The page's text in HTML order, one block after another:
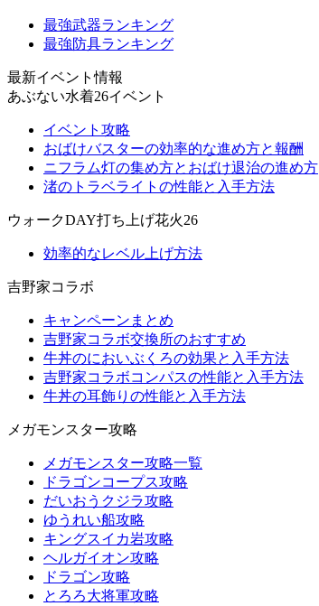
最強武器ランキング
最強防具ランキング
最新イベント情報
あぶない水着26イベント
イベント攻略
おばけバスターの効率的な進め方と報酬
ニフラム灯の集め方とおばけ退治の進め方
渚のトラベライトの性能と入手方法
ウォークDAY打ち上げ花火26
効率的なレベル上げ方法
吉野家コラボ
キャンペーンまとめ
吉野家コラボ交換所のおすすめ
牛丼のにおいぶくろの効果と入手方法
吉野家コラボコンパスの性能と入手方法
牛丼の耳飾りの性能と入手方法
メガモンスター攻略
メガモンスター攻略一覧
ドラゴンコープス攻略
だいおうクジラ攻略
ゆうれい船攻略
キングスイカ岩攻略
ヘルガイオン攻略
ドラゴン攻略
とろろ大将軍攻略